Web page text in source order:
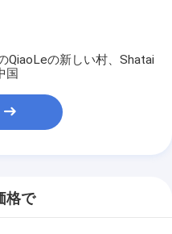
QiaoLeの新しい村、Shatai
国
格で